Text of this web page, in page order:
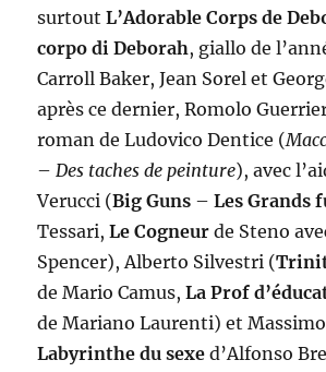
surtoutL’Adorable Corps de
corpo di Deborah, giallo de
Carroll Baker, Jean Sorel et
après ce dernier, Romolo
roman de Ludovico Dentice (
– Des taches de peinture), avec
Verucci (Big Guns – Les Grands
Tessari,Le Cogneurde Steno
Spencer), Alberto Silvestri (
de Mario Camus,La Prof
de Mariano Laurenti) et Massimo
Labyrinthe du sexed’Alfonso